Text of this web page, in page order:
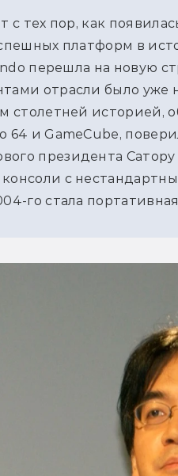
с тех пор, как
платформ в
перешла на новую
отрасли было уже
столетней историей,
64 и GameCube,
президента
с
го стала портативная